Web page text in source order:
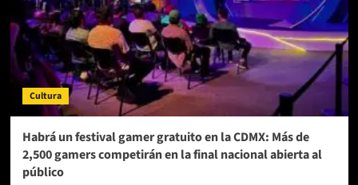
Cultura
Habrá un festival gamer gratuito en la CDMX: Más de
2,500 gamers competirán en la final nacional abierta al
público